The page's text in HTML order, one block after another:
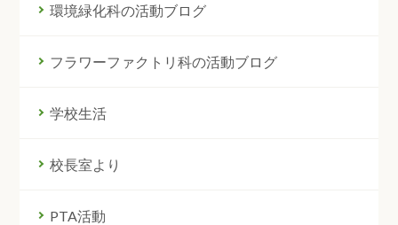
環境緑化科の活動ブログ
フラワーファクトリ科の活動ブログ
学校生活
校長室より
PTA活動